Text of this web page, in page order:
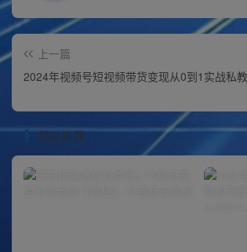
上一篇
2024年视频号短视频带货变现从0到1实战私
相关推荐